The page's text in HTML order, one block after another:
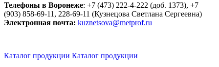
Телефоны в Воронеже: +7 (473) 222-4-222 (доб. 1373), +7
(903) 858-69-11, 228-69-11 (Кузнецова Светлана Сергеевна)
Электронная почта: kuznetsova@metprof.ru
Каталог продукции Каталог продукции